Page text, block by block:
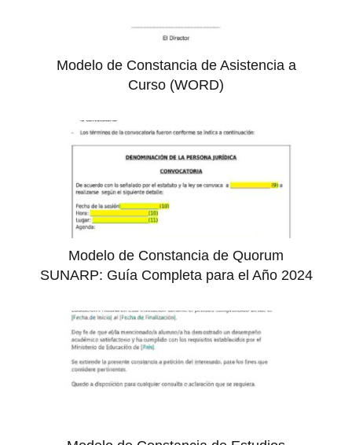
Modelo de Constancia de Asistencia a
Curso (WORD)
Modelo de Constancia de Quorum
SUNARP: Guía Completa para el Año 2024